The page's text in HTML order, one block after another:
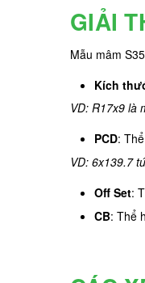
GIẢI
Mẫu mâm
Kích
VD: R17x9 là
PCD:
VD: 6x139.7
Off Set:
CB: Thể